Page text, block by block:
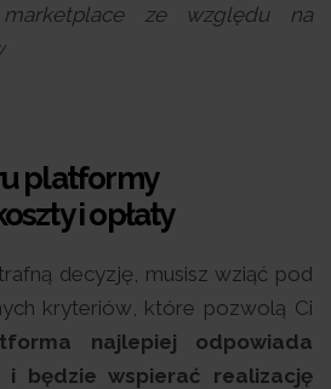
ze względu na
platformy
i opłaty
decyzję, musisz wziąć pod
kryteriów, które pozwolą Ci
najlepiej odpowiada
i będzie wspierać realizację